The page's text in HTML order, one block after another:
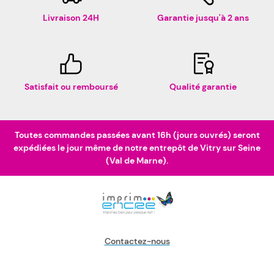
Livraison 24H Garantie jusqu'à 2 ans
Satisfait ou remboursé Qualité garantie
Toutes commandes passées avant 16h (jours ouvrés) seront
expédiées le jour même de notre entrepôt de Vitry sur Seine
(Val de Marne).
Contactez-nous